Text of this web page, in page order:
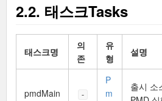
2.2. 태스크Tasks
태스크명
의
존
유
형
설명
pmdMain -
P
m
출시 소